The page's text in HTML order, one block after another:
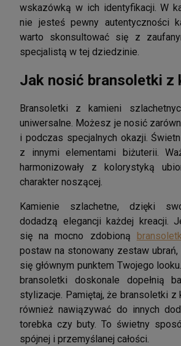
wskazówką w ich identyfikacji. W
nie jesteś pewny autentyczności
warto skonsultować się z
specjalistą w tej dziedzinie.
Jak nosić bransoletki z
Bransoletki z kamieni
uniwersalne. Możesz je nosić
i podczas specjalnych okazji.
z innymi elementami biżuterii.
harmonizowały z kolorystyką
charakter noszącej.
Kamienie szlachetne, dzięki
dodadzą elegancji każdej kreacji.
się na mocno zdobioną
postaw na stonowany zestaw ubrań,
się głównym punktem Twojego
bransoletki doskonale dopełnią
stylizacje. Pamiętaj, że bransoletki z
również nawiązywać do innych
torebka czy buty. To świetny
spójnej i przemyślanej całości.